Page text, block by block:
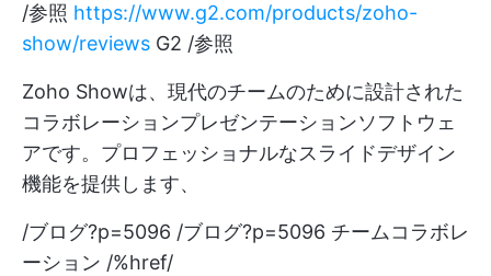
/参照 https://www.g2.com/products/zoho-
show/reviews G2 /参照
Zoho Showは、現代のチームのために設計された
コラボレーションプレゼンテーションソフトウェ
アです。プロフェッショナルなスライドデザイン
機能を提供します、
/ブログ?p=5096 /ブログ?p=5096 チームコラボレ
ーション /%href/